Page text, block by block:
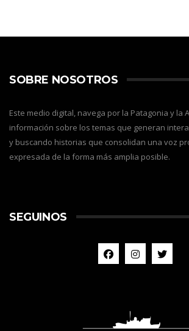
SOBRE NOSOTROS
Este medio digital, navega por la Patagonia y la
información sobre los temas que generan
y buscando historias que consolidan una voz
expresada de la forma más amplia posible.
SEGUINOS